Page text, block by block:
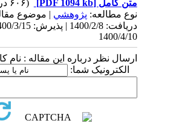
متن کامل[PDF 1094 kb]
نوع مطالعه:پژوهشي| موضوع
1400/4/10
ارسال نظر درباره این مقاله : نام
الکترونیک شما: